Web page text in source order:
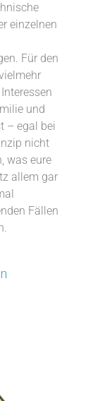
einzelnen
Für den
und
– egal bei
nicht
was eure
allem gar
Fällen